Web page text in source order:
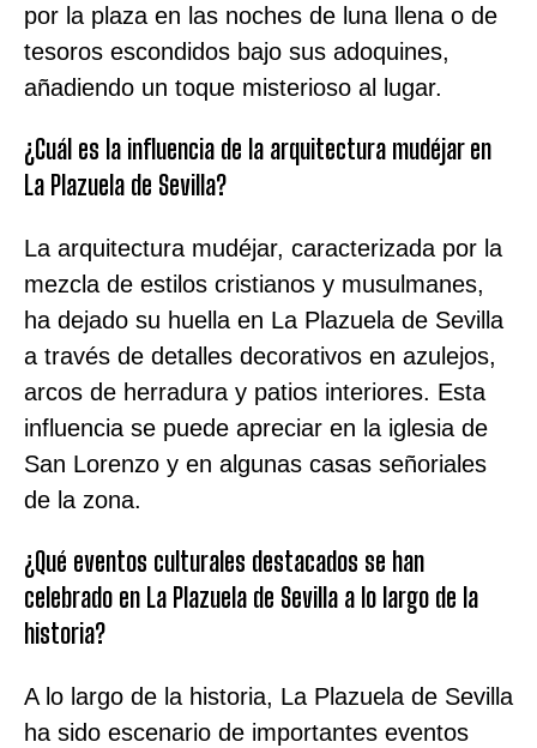
por la plaza en las noches de luna llena o de
tesoros escondidos bajo sus adoquines,
añadiendo un toque misterioso al lugar.
¿Cuál es la influencia de la arquitectura mudéjar en
La Plazuela de Sevilla?
La arquitectura mudéjar, caracterizada por la
mezcla de estilos cristianos y musulmanes,
ha dejado su huella en La Plazuela de Sevilla
a través de detalles decorativos en azulejos,
arcos de herradura y patios interiores. Esta
influencia se puede apreciar en la iglesia de
San Lorenzo y en algunas casas señoriales
de la zona.
¿Qué eventos culturales destacados se han
celebrado en La Plazuela de Sevilla a lo largo de la
historia?
A lo largo de la historia, La Plazuela de Sevilla
ha sido escenario de importantes eventos